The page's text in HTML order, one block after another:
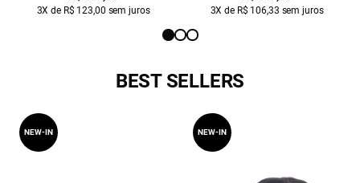
3X de R$ 123,00 sem juros 3X de R$ 106,33 sem juros
BEST SELLERS
NEW-IN NEW-IN